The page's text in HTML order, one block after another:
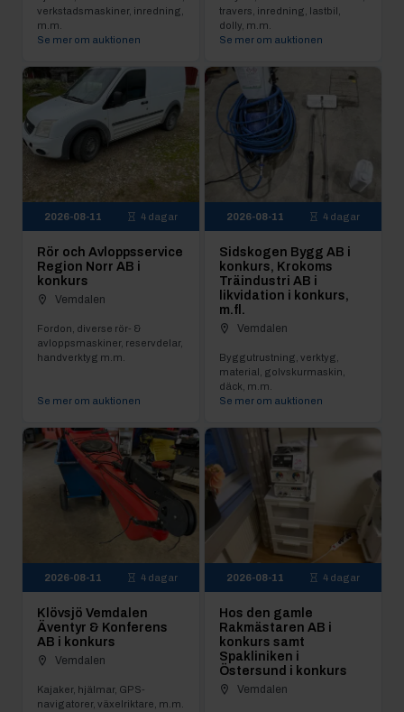
verkstadsmaskiner, inredning,
m.m.
Se mer om auktionen
travers, inredning, lastbil,
dolly, m.m.
Se mer om auktionen
2026-08-11 4 dagar
Rör och Avloppsservice
Region Norr AB i
konkurs
Vemdalen
Fordon, diverse rör- &
avloppsmaskiner, reservdelar,
handverktyg m.m.
Se mer om auktionen
2026-08-11 4 dagar
Sidskogen Bygg AB i
konkurs, Krokoms
Träindustri AB i
likvidation i konkurs,
m.fl.
Vemdalen
Byggutrustning, verktyg,
material, golvskurmaskin,
däck, m.m.
Se mer om auktionen
2026-08-11 4 dagar
Klövsjö Vemdalen
Äventyr & Konferens
AB i konkurs
Vemdalen
Kajaker, hjälmar, GPS-
navigatorer, växelriktare, m.m.
2026-08-11 4 dagar
Hos den gamle
Rakmästaren AB i
konkurs samt
Spakliniken i
Östersund i konkurs
Vemdalen